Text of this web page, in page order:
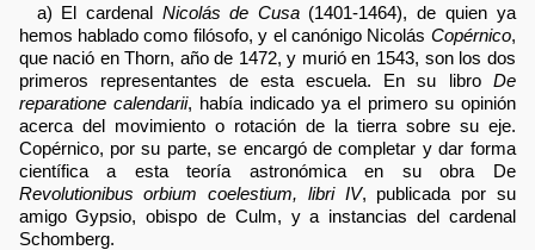
a) El cardenal Nicolás de Cusa(1401-1464), de quien ya
hemos hablado como filósofo, y el canónigo Nicolás Copérnico,
que nació en Thorn, año de 1472, y murió en 1543, son los dos
primeros representantes de esta escuela. En su libro De
reparatione calendarii, había indicado ya el primero su opinión
acerca del movimiento o rotación de la tierra sobre su eje.
Copérnico, por su parte, se encargó de completar y dar forma
científica a esta teoría astronómica en su obra De
Revolutionibus orbium coelestium, libri IV, publicada por su
amigo Gypsio, obispo de Culm, y a instancias del cardenal
Schomberg.